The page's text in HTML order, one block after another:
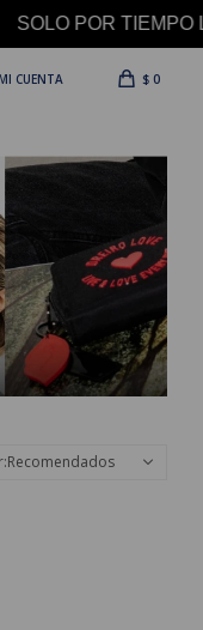
TIEMPO
$ 0
Recomendados